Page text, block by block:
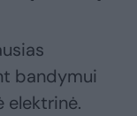
bandymui
elektrinė.